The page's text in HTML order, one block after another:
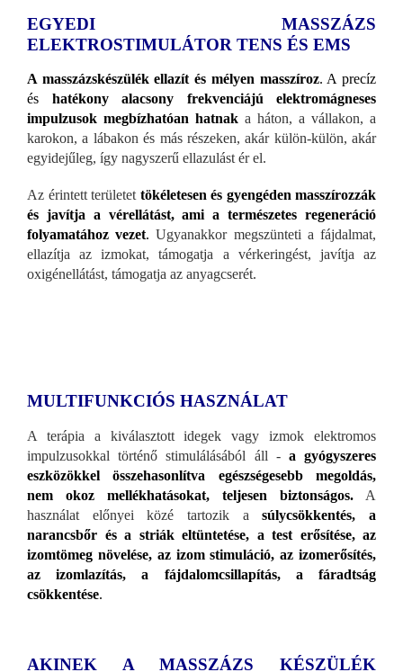
EGYEDI MASSZÁZS
ELEKTROSTIMULÁTOR TENS ÉS EMS
A masszázskészülék ellazít és mélyen masszíroz. A precíz
és hatékony alacsony frekvenciájú elektromágneses
impulzusok megbízhatóan hatnak a háton, a vállakon, a
karokon, a lábakon és más részeken, akár külön-külön, akár
egyidejűleg, így nagyszerű ellazulást ér el.
Az érintett területet tökéletesen és gyengéden masszírozzák
és javítja a vérellátást, ami a természetes regeneráció
folyamatához vezet. Ugyanakkor megszünteti a fájdalmat,
ellazítja az izmokat, támogatja a vérkeringést, javítja az
oxigénellátást, támogatja az anyagcserét.
MULTIFUNKCIÓS HASZNÁLAT
A terápia a kiválasztott idegek vagy izmok elektromos
impulzusokkal történő stimulálásából áll -a gyógyszeres
eszközökkel összehasonlítva egészségesebb megoldás,
nem okoz mellékhatásokat, teljesen biztonságos. A
használat előnyei közé tartozik asúlycsökkentés, a
narancsbőr és a striák eltüntetése, a test erősítése, az
izomtömeg növelése, az izom stimuláció, az izomerősítés,
az izomlazítás, a fájdalomcsillapítás, a fáradtság
csökkentése.
AKINEK A MASSZÁZS KÉSZÜLÉK